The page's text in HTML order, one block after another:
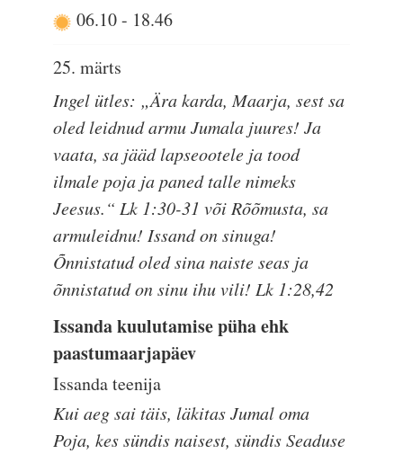
06.10- 18.46
25. märts
Ingel ütles: „Ära karda, Maarja, sest sa
oled leidnud armu Jumala juures! Ja
vaata, sa jääd lapseootele ja tood
ilmale poja ja paned talle nimeks
Jeesus.“ Lk 1:30-31 või Rõõmusta, sa
armuleidnu! Issand on sinuga!
Õnnistatud oled sina naiste seas ja
õnnistatud on sinu ihu vili! Lk 1:28,42
Issanda kuulutamise püha ehk
paastumaarjapäev
Issanda teenija
Kui aeg sai täis, läkitas Jumal oma
Poja, kes sündis naisest, sündis Seaduse